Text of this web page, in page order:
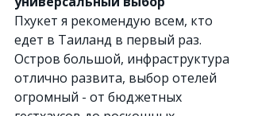
Пхукет я рекомендую всем, кто
едет в Таиланд в первый раз.
Остров большой, инфраструктура
отлично развита, выбор отелей
огромный - от бюджетных